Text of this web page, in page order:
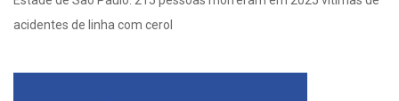
acidentes de linha com cerol